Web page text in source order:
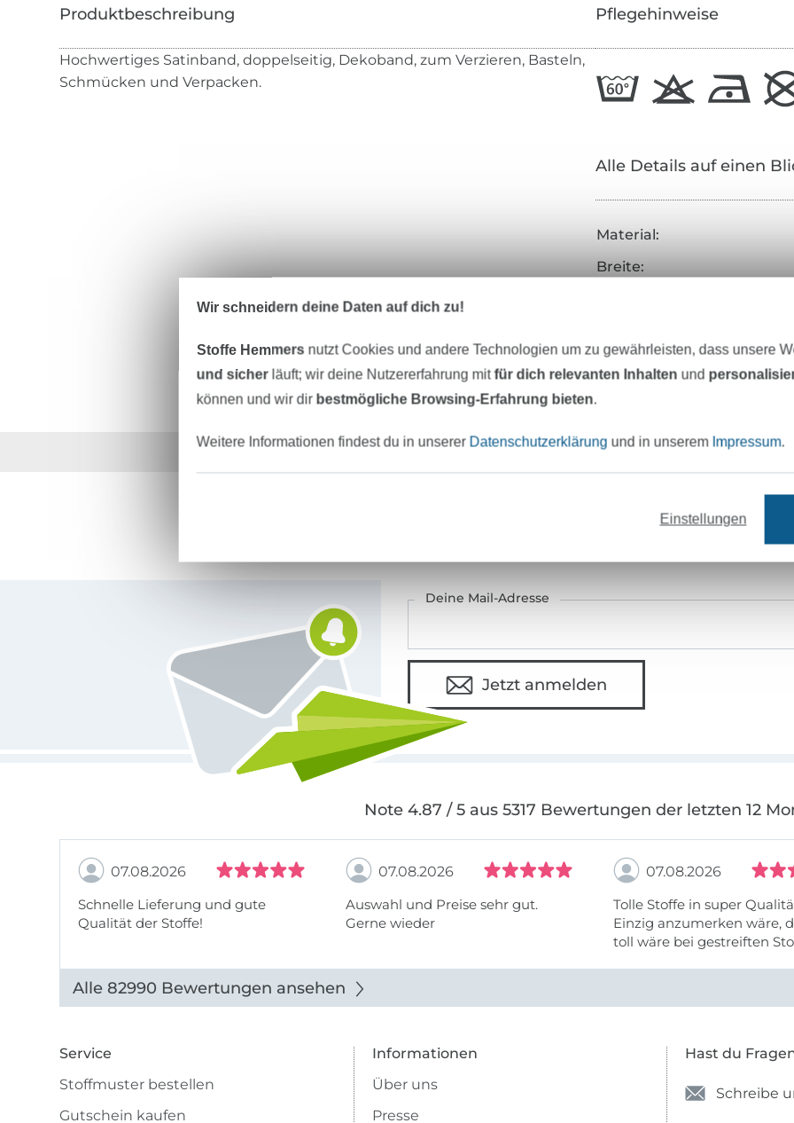
Hochwertiges Satinband, doppelseitig, Dekoband, zum Verzieren, Basteln,
Schmücken und Verpacken.
Pflegehinweise
Alle Details auf einen
Material:
Breite:
Hersteller-Kontaktdaten
Über 1.8 Millionen Meter Stoff versandfertig Über 80000 zufriedene Kunden
MÖCHTEST DU IMMER AUF DEM
Deine Mail-Adresse
Jetzt anmelden
Note 4.87 / 5 aus 5317 Bewertungen der letzten 12
07.08.2026
Schnelle Lieferung und gute
Qualität der Stoffe!
07.08.2026
Auswahl und Preise sehr gut.
Gerne wieder
07.08.2026
Tolle Stoffe in super
Einzig anzumerken wäre,
toll wäre bei gestreiften
Alle 82990 Bewertungen ansehen
Service
Stoffmuster bestellen
Gutschein kaufen
Informationen
Über uns
Presse
Hast du
Schreibe
Wir schneidern deine Daten auf dich zu!
Stoffe Hemmers nutzt Cookies und andere Technologien um zu gewährleisten, dass unsere
und sicherläuft; wir deine Nutzererfahrung mitfür dich relevanten Inhalten und
können und wir dir bestmögliche Browsing-Erfahrung bieten.
Weitere Informationen findest du in unserer Datenschutzerklärung und in unserem Impressum.
Einstellungen